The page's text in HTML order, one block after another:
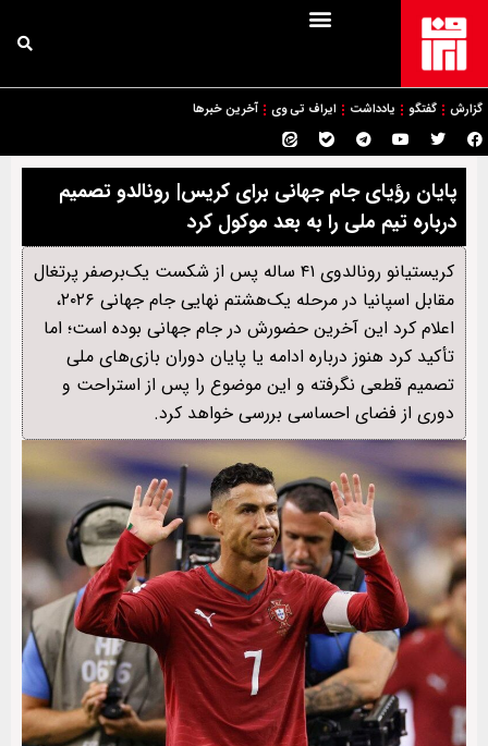
گزارش گفتگو یادداشت ایراف تی وی آخرین خبرها
پایان رؤیای جام جهانی برای کریس| رونالدو تصمیم
درباره تیم ملی را به بعد موکول کرد
کریستیانو رونالدوی ۴۱ ساله پس از شکست یک‌بر‌صفر پرتغال
مقابل اسپانیا در مرحله یک‌هشتم نهایی جام جهانی ۲۰۲۶،
اعلام کرد این آخرین حضورش در جام جهانی بوده است؛ اما
تأکید کرد هنوز درباره ادامه یا پایان دوران بازی‌های ملی
تصمیم قطعی نگرفته و این موضوع را پس از استراحت و
دوری از فضای احساسی بررسی خواهد کرد.